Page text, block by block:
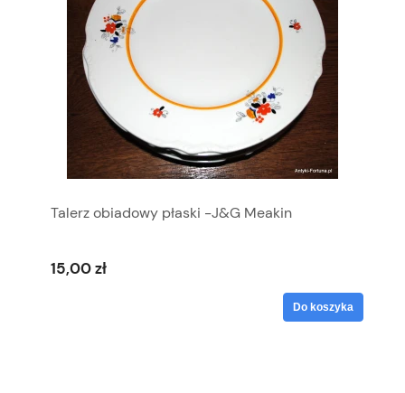
Talerz obiadowy płaski -J&G Meakin
15,00 zł
Do koszyka